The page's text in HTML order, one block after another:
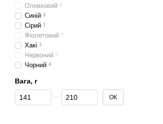
Оливковий 0
Синій 3
Сірий 1
Фіолетовий 0
Хакі 1
Червоний 0
Чорний 4
Вага, г
Від Вага, г
До Вага, г ОК